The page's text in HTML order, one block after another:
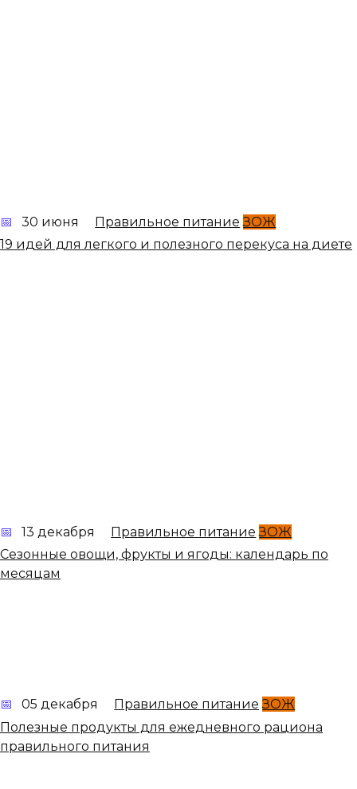
30 июня Правильное питание ЗОЖ
19 идей для легкого и полезного перекуса на диете
13 декабря Правильное питание ЗОЖ
Сезонные овощи, фрукты и ягоды: календарь по
месяцам
05 декабря Правильное питание ЗОЖ
Полезные продукты для ежедневного рациона
правильного питания